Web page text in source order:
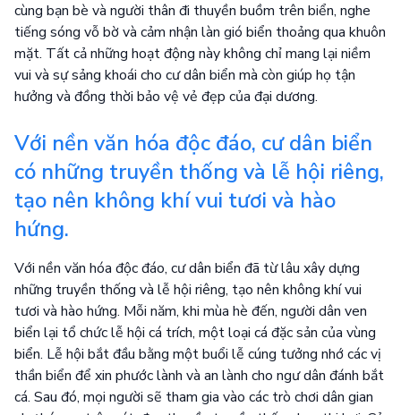
cùng bạn bè và người thân đi thuyền buồm trên biển, nghe
tiếng sóng vỗ bờ và cảm nhận làn gió biển thoảng qua khuôn
mặt. Tất cả những hoạt động này không chỉ mang lại niềm
vui và sự sảng khoái cho cư dân biển mà còn giúp họ tận
hưởng và đồng thời bảo vệ vẻ đẹp của đại dương.
Với nền văn hóa độc đáo, cư dân biển
có những truyền thống và lễ hội riêng,
tạo nên không khí vui tươi và hào
hứng.
Với nền văn hóa độc đáo, cư dân biển đã từ lâu xây dựng
những truyền thống và lễ hội riêng, tạo nên không khí vui
tươi và hào hứng. Mỗi năm, khi mùa hè đến, người dân ven
biển lại tổ chức lễ hội cá trích, một loại cá đặc sản của vùng
biển. Lễ hội bắt đầu bằng một buổi lễ cúng tưởng nhớ các vị
thần biển để xin phước lành và an lành cho ngư dân đánh bắt
cá. Sau đó, mọi người sẽ tham gia vào các trò chơi dân gian